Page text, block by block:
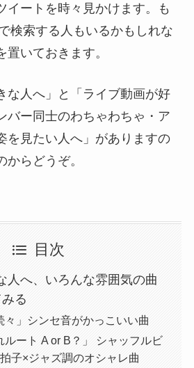
イートを時々見かけます。も
検索する人もいるかもしれな
いておきます。
な人へ」と「ライブ動画が好
バー同士のわちゃわちゃ・ア
を見たい人へ」がありますの
らどうぞ。
目次
人へ、いろんな雰囲気の曲
る
々」シンセ音がかっこいい曲
ルート A or B？」 シャッフルビ
子×ジャズ調のオシャレ曲